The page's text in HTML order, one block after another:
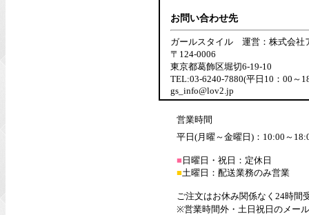
お問い合わせ先
ガールスタイル 運営：株式会社
〒124-0006
東京都葛飾区堀切6-19-10
TEL:03-6240-7880(平日10：00～
gs_info@lov2.jp
営業時間
平日(月曜～金曜日)：10:00～
■ 日曜日・祝日：定休日
■土曜日：配送業務のみ営業
ご注文はお休み関係なく24時間
※営業時間外・土日祝日のメー